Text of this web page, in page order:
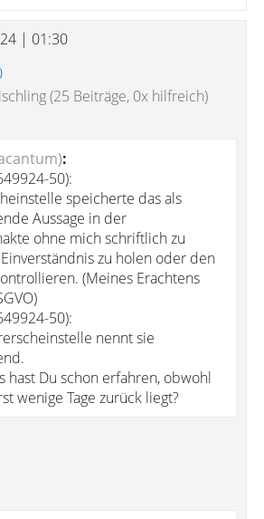
| 01:30
(25 Beiträge, 0x hilfreich)
:
50):
speicherte das als
Aussage in der
ohne mich schriftlich zu
zu holen oder den
(Meines Erachtens
50):
nennt sie
hast Du schon erfahren, obwohl
wenige Tage zurück liegt?